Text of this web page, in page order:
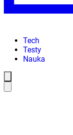
Tech
Testy
Nauka